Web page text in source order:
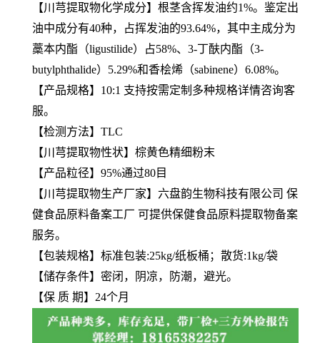
【川芎提取物化学成分】根茎含挥发油约1%。鉴定出
油中成分有40种，占挥发油的93.64%，其中主成分为
藁本内酯（ligustilide）占58%、3-丁酜内酯（3-
butylphthalide）5.29%和香桧烯（sabinene）6.08%。
【产品规格】10:1 支持按需定制多种规格详情咨询客
服。
【检测方法】TLC
【川芎提取物性状】棕黄色精细粉末
【产品粒径】95%通过80目
【川芎提取物生产厂家】六盘韵生物科技有限公司 保
健食品原料备案工厂 可提供保健食品原料提取物备案
服务。
【包装规格】标准包装:25kg/纸板桶；散货:1kg/袋
【储存条件】密闭，阴凉，防潮，避光。
【保 质 期】24个月